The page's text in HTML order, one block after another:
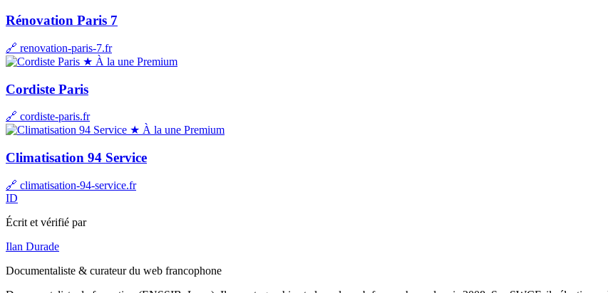
Rénovation Paris 7
🔗 renovation-paris-7.fr
★ À la une Premium
Cordiste Paris
🔗 cordiste-paris.fr
★ À la une Premium
Climatisation 94 Service
🔗 climatisation-94-service.fr
ID
Écrit et vérifié par
Ilan Durade
Documentaliste & curateur du web francophone